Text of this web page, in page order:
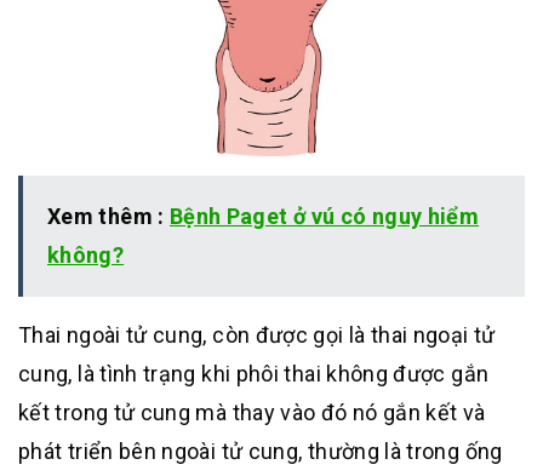
Xem thêm : Bệnh Paget ở vú có nguy hiểm
không?
Thai ngoài tử cung, còn được gọi là thai ngoại tử
cung, là tình trạng khi phôi thai không được gắn
kết trong tử cung mà thay vào đó nó gắn kết và
phát triển bên ngoài tử cung, thường là trong ống